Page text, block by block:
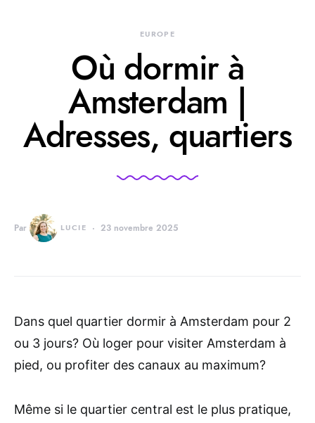
EUROPE
Où dormir à
Amsterdam |
Adresses, quartiers
Par LUCIE 23 novembre 2025
Dans quel quartier dormir à Amsterdam pour 2
ou 3 jours? Où loger pour visiter Amsterdam à
pied, ou profiter des canaux au maximum?
Même si le quartier central est le plus pratique,